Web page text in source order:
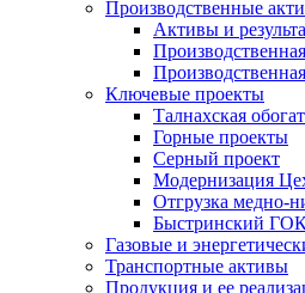
Производственные
Активы и
Ключевые проекты
Талнахская
Горные проекты
Серный проект
Модернизация
Отгрузка медно-
Быстринский
Газовые и
Транспортные активы
Продукция и ее